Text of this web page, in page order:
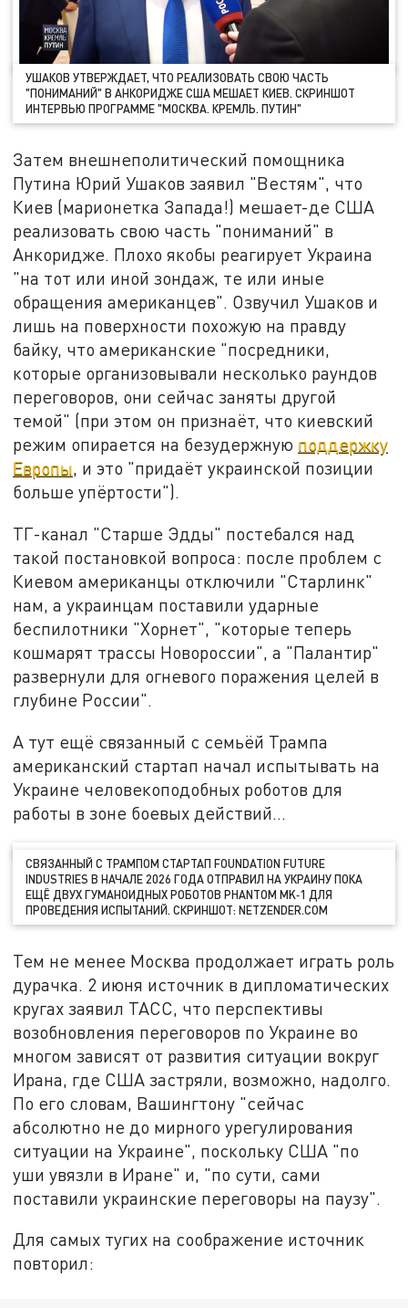
УШАКОВ УТВЕРЖДАЕТ, ЧТО РЕАЛИЗОВАТЬ СВОЮ ЧАСТЬ
"ПОНИМАНИЙ" В АНКОРИДЖЕ США МЕШАЕТ КИЕВ. СКРИНШОТ
ИНТЕРВЬЮ ПРОГРАММЕ "МОСКВА. КРЕМЛЬ. ПУТИН"
Затем внешнеполитический помощника
Путина Юрий Ушаков заявил "Вестям", что
Киев (марионетка Запада!) мешает-де США
реализовать свою часть "пониманий" в
Анкоридже. Плохо якобы реагирует Украина
"на тот или иной зондаж, те или иные
обращения американцев". Озвучил Ушаков и
лишь на поверхности похожую на правду
байку, что американские "посредники,
которые организовывали несколько раундов
переговоров, они сейчас заняты другой
темой" (при этом он признаёт, что киевский
режим опирается на безудержную поддержку
Европы, и это "придаёт украинской позиции
больше упёртости").
ТГ-канал "Старше Эдды" постебался над
такой постановкой вопроса: после проблем с
Киевом американцы отключили "Старлинк"
нам, а украинцам поставили ударные
беспилотники "Хорнет", "которые теперь
кошмарят трассы Новороссии", а "Палантир"
развернули для огневого поражения целей в
глубине России".
А тут ещё связанный с семьёй Трампа
американский стартап начал испытывать на
Украине человекоподобных роботов для
работы в зоне боевых действий…
СВЯЗАННЫЙ С ТРАМПОМ СТАРТАП FOUNDATION FUTURE
INDUSTRIES В НАЧАЛЕ 2026 ГОДА ОТПРАВИЛ НА УКРАИНУ ПОКА
ЕЩЁ ДВУХ ГУМАНОИДНЫХ РОБОТОВ PHANTOM MK‑1 ДЛЯ
ПРОВЕДЕНИЯ ИСПЫТАНИЙ. СКРИНШОТ: NETZENDER.COM
Тем не менее Москва продолжает играть роль
дурачка. 2 июня источник в дипломатических
кругах заявил ТАСС, что перспективы
возобновления переговоров по Украине во
многом зависят от развития ситуации вокруг
Ирана, где США застряли, возможно, надолго.
По его словам, Вашингтону "сейчас
абсолютно не до мирного урегулирования
ситуации на Украине", поскольку США "по
уши увязли в Иране" и, "по сути, сами
поставили украинские переговоры на паузу".
Для самых тугих на соображение источник
повторил: